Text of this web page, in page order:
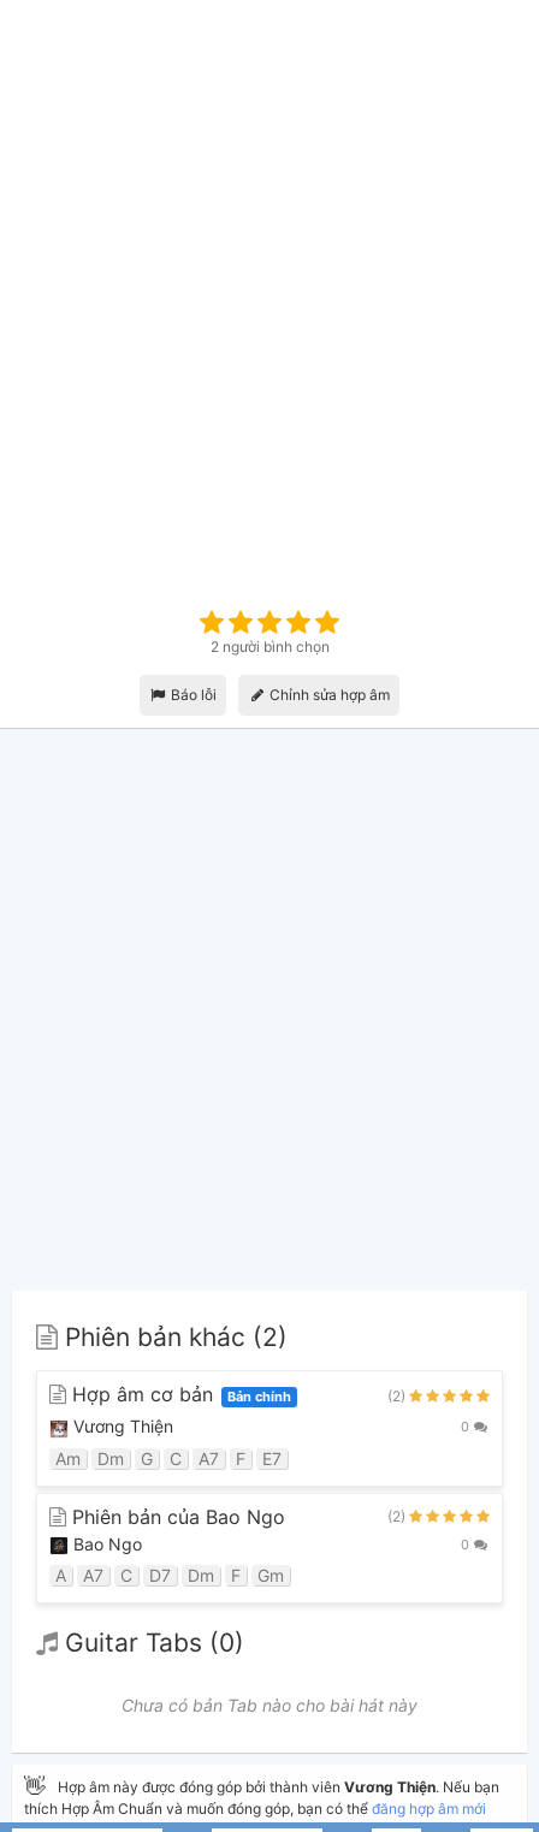
2 người bình chọn
Báo lỗi Chỉnh sửa hợp âm
Phiên bản khác (2)
Hợp âm cơ bản Bản chính (2)
Vương Thiện 0
Am Dm G C A7 F E7
Phiên bản của Bao Ngo (2)
Bao Ngo 0
A A7 C D7 Dm F Gm
Guitar Tabs (0)
Chưa có bản Tab nào cho bài hát này
👋 Hợp âm này được đóng góp bởi thành viên Vương Thiện. Nếu bạn
thích Hợp Âm Chuẩn và muốn đóng góp, bạn có thể đăng hợp âm mới